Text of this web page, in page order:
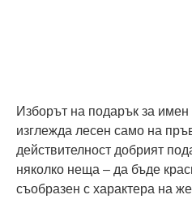
Изборът на подарък за
изглежда лесен само на
действителност добрият
няколко неща – да бъде
съобразен с характера на